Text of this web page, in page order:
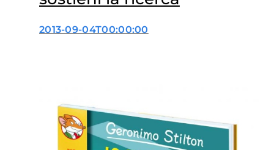
2013-09-04T00:00:00